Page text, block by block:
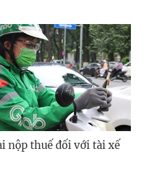
nộp thuế đối với tài xế